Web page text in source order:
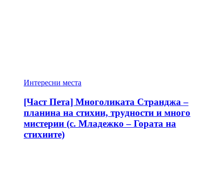
Интересни места
[Част Пета] Многоликата Странджа –
планина на стихии, трудности и много
мистерии (с. Младежко – Гората на
стихиите)